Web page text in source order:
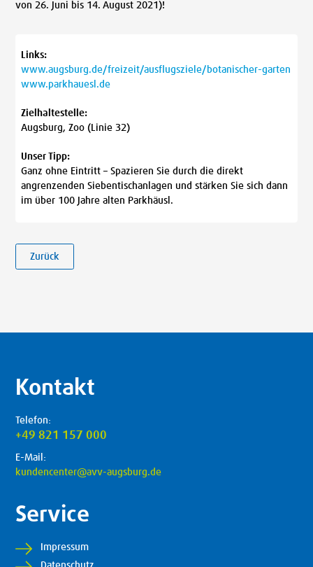
von 26. Juni bis 14. August 2021)!
Links:
www.augsburg.de/freizeit/ausflugsziele/botanischer-garten
www.parkhauesl.de
Zielhaltestelle:
Augsburg, Zoo (Linie 32)
Unser Tipp:
Ganz ohne Eintritt – Spazieren Sie durch die direkt
angrenzenden Siebentischanlagen und stärken Sie sich dann
im über 100 Jahre alten Parkhäusl.
Zurück
Kontakt
Telefon:
+49 821 157 000
E-Mail:
kundencenter@avv-augsburg.de
Service
Impressum